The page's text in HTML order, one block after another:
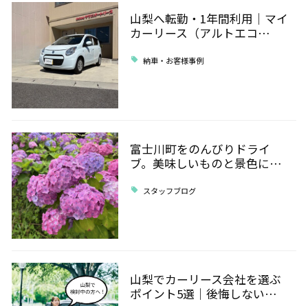
山梨へ転勤・1年間利用｜マイ
カーリース（アルトエコ…
納車・お客様事例
富士川町をのんびりドライ
ブ。美味しいものと景色に…
スタッフブログ
山梨でカーリース会社を選ぶ
ポイント5選｜後悔しない…